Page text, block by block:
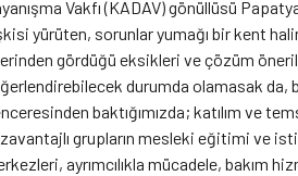
Vakfı (KADAV) gönüllüsü
yürüten, sorunlar yumağı bir kent
gördüğü eksikleri ve çözüm
durumda olamasak da,
baktığımızda; katılım ve
grupların mesleki eğitimi ve
ayrımcılıkla mücadele, bakım